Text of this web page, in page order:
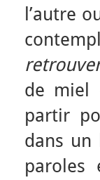
l’autre
de miel
partir
dans un
paroles